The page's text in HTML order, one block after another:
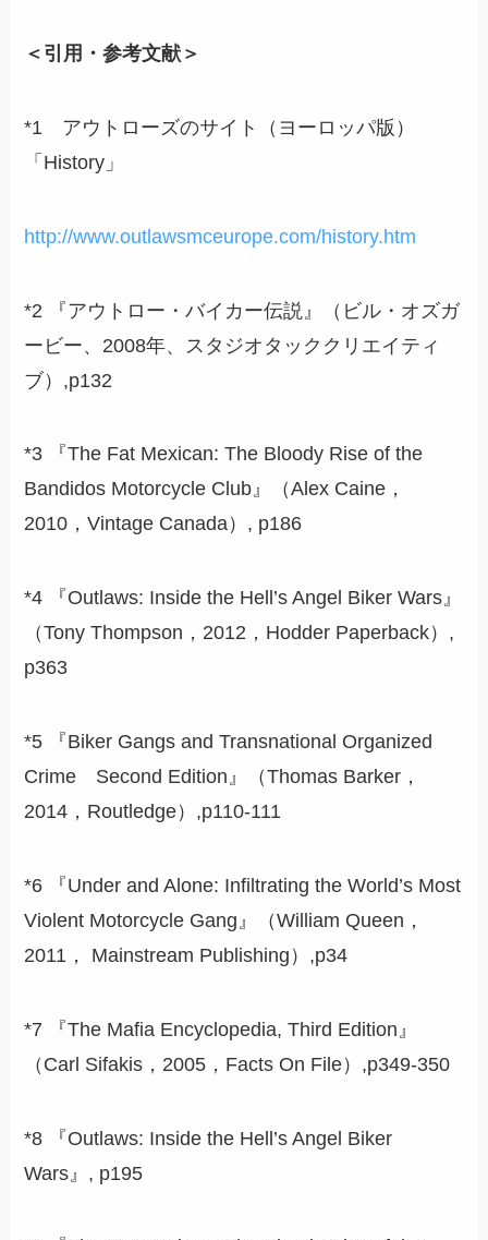
＜引用・参考文献＞
*1 アウトローズのサイト（ヨーロッパ版）
「History」
http://www.outlawsmceurope.com/history.htm
*2 『アウトロー・バイカー伝説』（ビル・オズガ
ービー、2008年、スタジオタッククリエイティ
ブ）,p132
*3 『The Fat Mexican: The Bloody Rise of the
Bandidos Motorcycle Club』（Alex Caine，
2010，Vintage Canada）, p186
*4 『Outlaws: Inside the Hell’s Angel Biker Wars』
（Tony Thompson，2012，Hodder Paperback）,
p363
*5 『Biker Gangs and Transnational Organized
Crime Second Edition』（Thomas Barker，
2014，Routledge）,p110-111
*6 『Under and Alone: Infiltrating the World’s Most
Violent Motorcycle Gang』（William Queen，
2011，‎ Mainstream Publishing）,p34
*7 『The Mafia Encyclopedia, Third Edition』
（Carl Sifakis，2005，Facts On File）,p349-350
*8 『Outlaws: Inside the Hell’s Angel Biker
Wars』, p195